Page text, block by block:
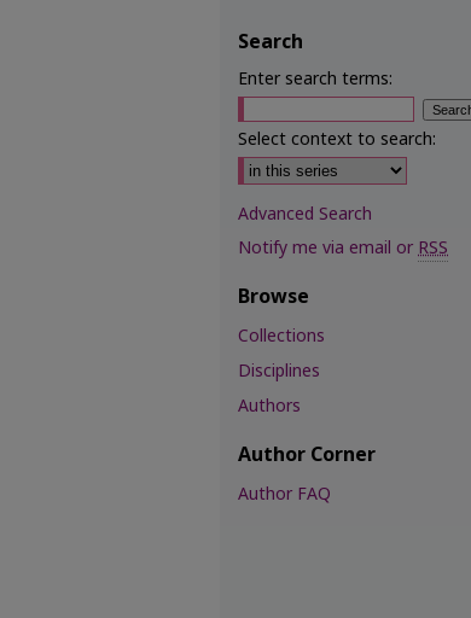
Search
Enter search terms:
Select context to search:
Advanced Search
Notify me via email orRSS
Browse
Collections
Disciplines
Authors
Author Corner
Author FAQ